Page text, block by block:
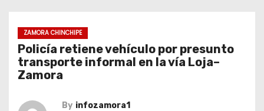
ZAMORA CHINCHIPE
Policía retiene vehículo por presunto
transporte informal en la vía Loja–
Zamora
By infozamora1